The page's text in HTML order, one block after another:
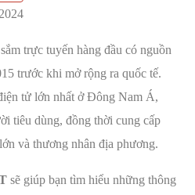
trực tuyến hàng đầu có nguồn
trước khi mở rộng ra quốc tế.
tử lớn nhất ở Đông Nam Á,
tiêu dùng, đồng thời cung cấp
và thương nhân địa phương.
sẽ giúp bạn tìm hiểu những thông